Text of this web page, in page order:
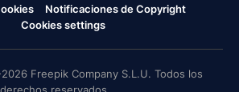
Notificaciones de Copyright
Cookies settings
Freepik Company S.L.U. Todos los